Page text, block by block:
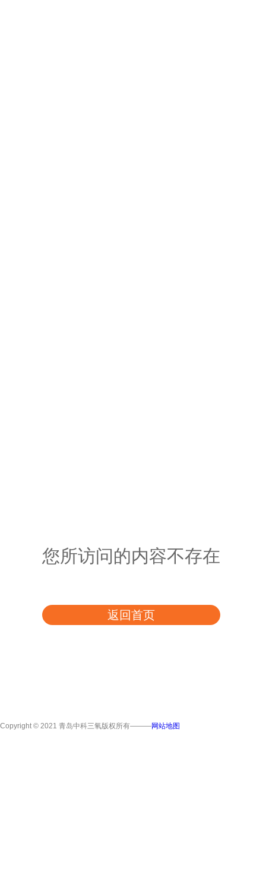
您所访问的内容不存在
返回首页
Copyright © 2021 青岛中科三氧版权所有———网站地图